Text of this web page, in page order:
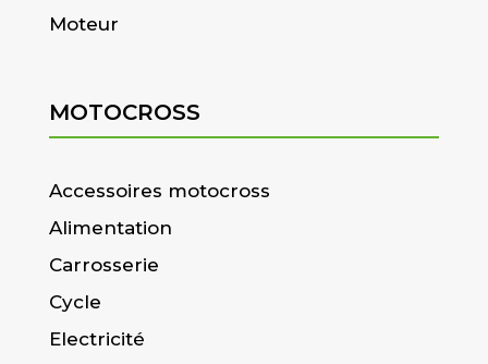
Moteur
MOTOCROSS
Accessoires motocross
Alimentation
Carrosserie
Cycle
Electricité